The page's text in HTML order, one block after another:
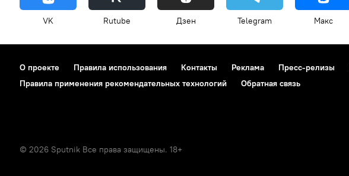
VK Rutube Дзен Telegram Макс
О проекте Правила использования Контакты Реклама Пресс-релизы
Правила применения рекомендательных технологий
Обратная связь
© 2026 Sputnik Все права защищены. 18+